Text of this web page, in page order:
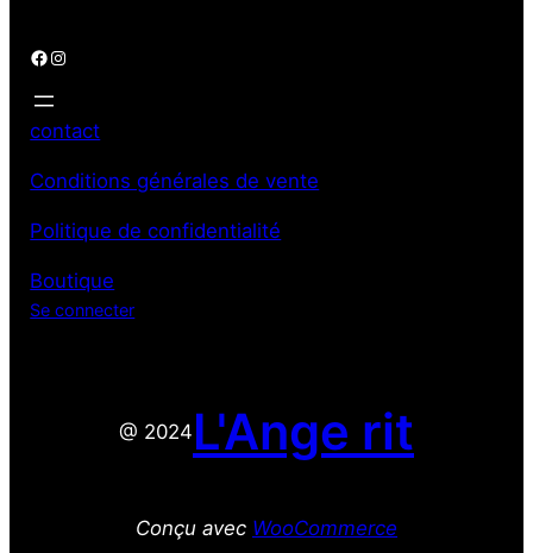
Facebook Instagram
contact
Conditions générales de vente
Politique de confidentialité
Boutique
Se connecter
@ 2024 L'Ange rit
Conçu avec WooCommerce